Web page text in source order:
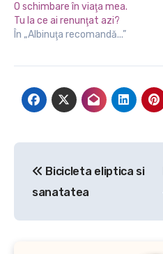
din lume. Mintea
sclipitoare era afectata
de impresia ca totul i se
imparta…
O schimbare în viaţa mea.
Tu la ce ai renunţat azi?
În „Albinuţa recomandă...”
articole
Bicicleta eliptica si
sanatatea